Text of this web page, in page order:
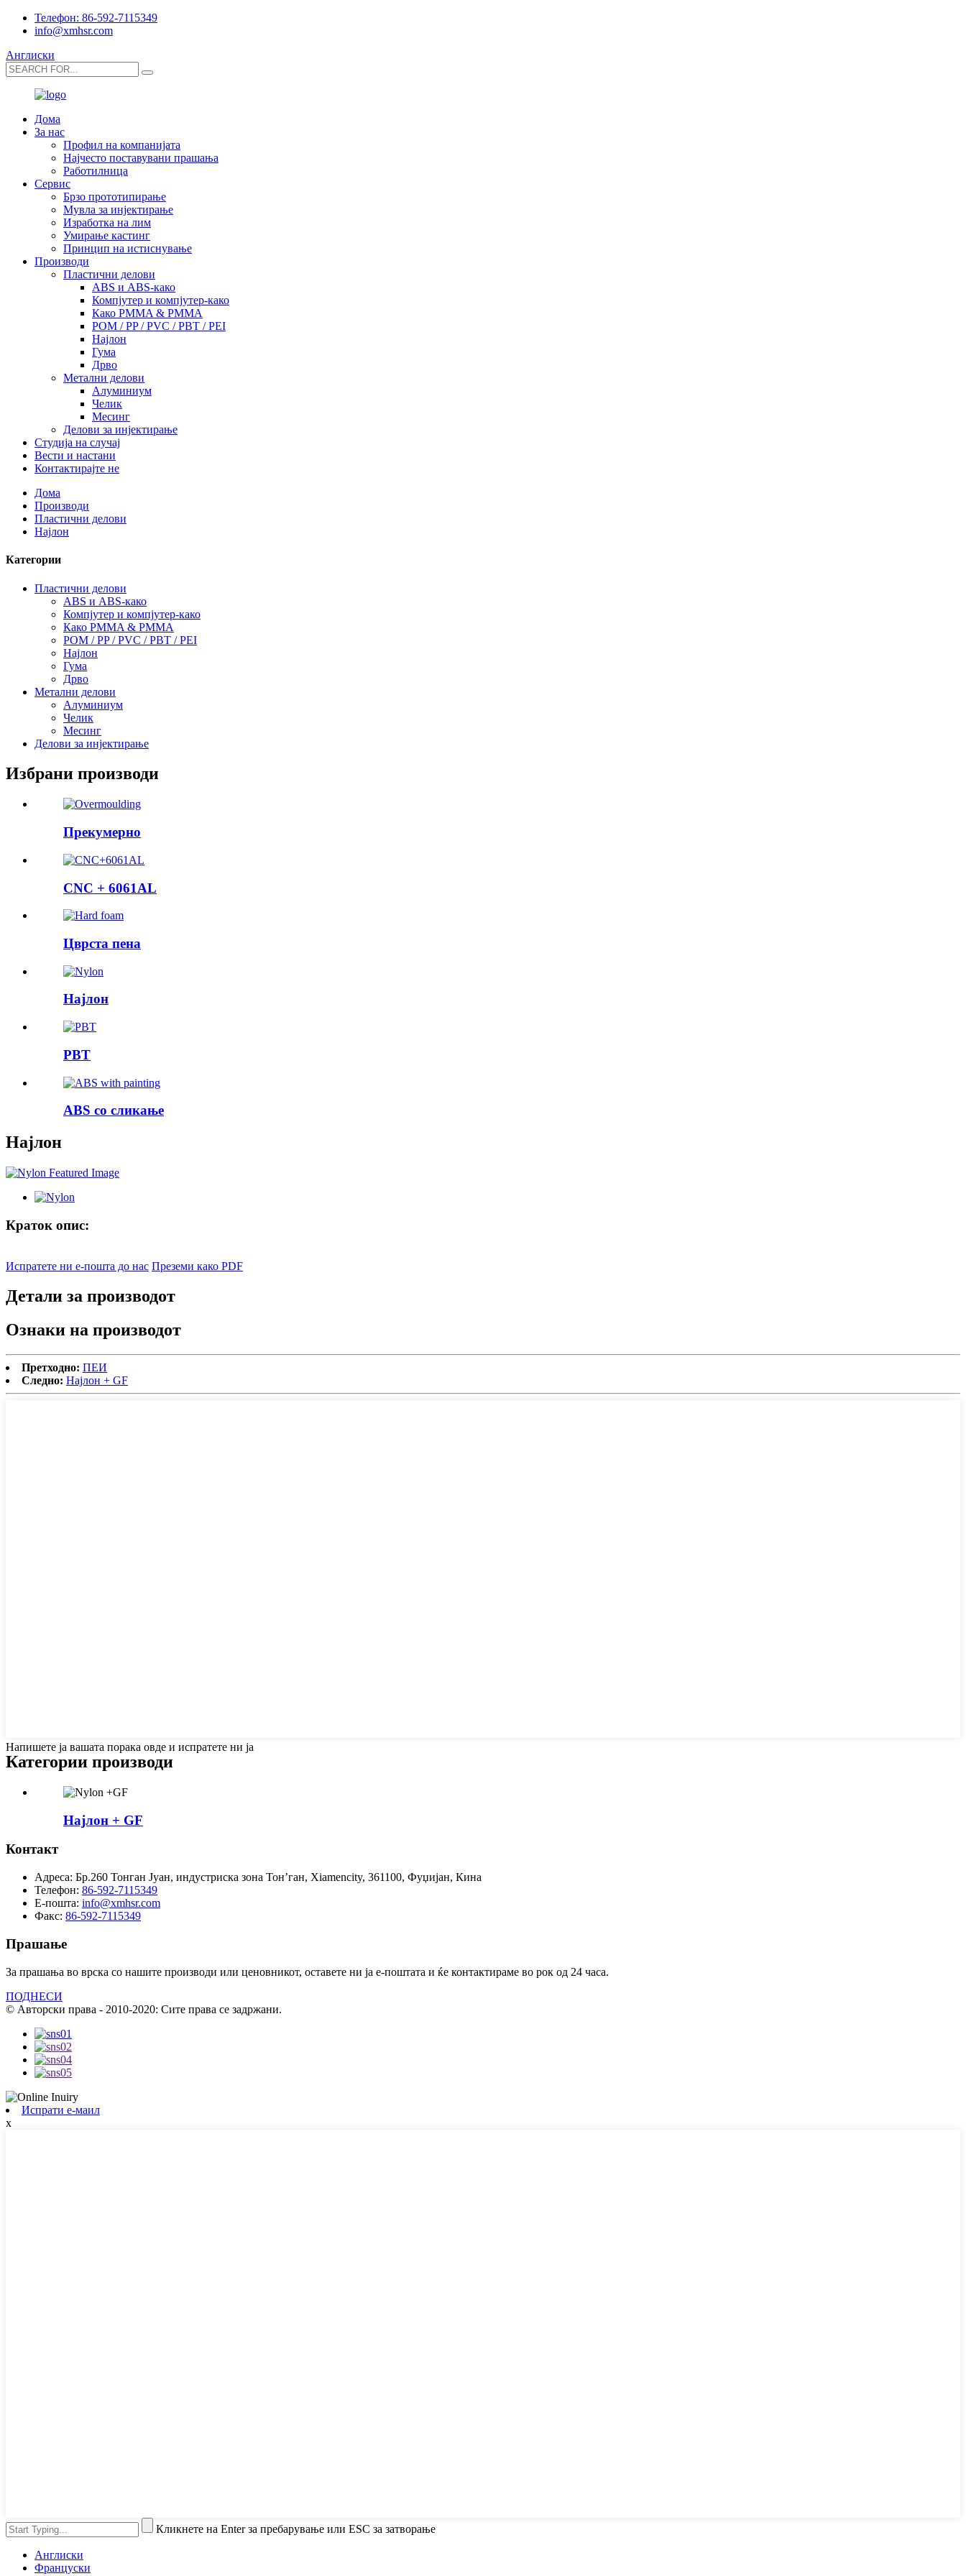
Телефон: 86-592-7115349
info@xmhsr.com
Англиски
Дома
За нас
Профил на компанијата
Најчесто поставувани прашања
Работилница
Сервис
Брзо прототипирање
Мувла за инјектирање
Изработка на лим
Умирање кастинг
Принцип на истиснување
Производи
Пластични делови
ABS и ABS-како
Компјутер и компјутер-како
Како PMMA & PMMA
POM / PP / PVC / PBT / PEI
Најлон
Гума
Дрво
Метални делови
Алуминиум
Челик
Месинг
Делови за инјектирање
Студија на случај
Вести и настани
Контактирајте не
Дома
Производи
Пластични делови
Најлон
Категории
Пластични делови
ABS и ABS-како
Компјутер и компјутер-како
Како PMMA & PMMA
POM / PP / PVC / PBT / PEI
Најлон
Гума
Дрво
Метални делови
Алуминиум
Челик
Месинг
Делови за инјектирање
Избрани производи
Прекумерно
CNC + 6061AL
Цврста пена
Најлон
PBT
ABS со сликање
Најлон
Краток опис:
Испратете ни е-пошта до нас Преземи како PDF
Детали за производот
Ознаки на производот
Претходно: ПЕИ
Следно: Најлон + GF
Напишете ја вашата порака овде и испратете ни ја
Категории производи
Најлон + GF
Контакт
Адреса: Бр.260 Тонган Јуан, индустриска зона Тон’ган, Xiamencity, 361100, Фуџијан, Кина
Телефон: 86-592-7115349
Е-пошта: info@xmhsr.com
Факс: 86-592-7115349
Прашање
За прашања во врска со нашите производи или ценовникот, оставете ни ја е-поштата и ќе контактираме во рок од 24 часа.
ПОДНЕСИ
© Авторски права - 2010-2020: Сите права се задржани.
Испрати е-маил
x
Кликнете на Enter за пребарување или ESC за затворање
Англиски
Француски